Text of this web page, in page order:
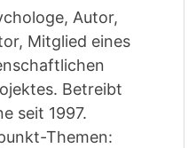
Autor,
Mitglied eines
Betreibt
seit 1997.
Themen: